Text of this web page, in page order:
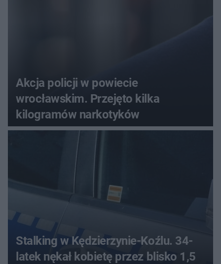
Akcja policji w powiecie
wrocławskim. Przejęto kilka
kilogramów narkotyków
Stalking w Kędzierzynie-Koźlu. 34-
latek nękał kobietę przez blisko 1,5